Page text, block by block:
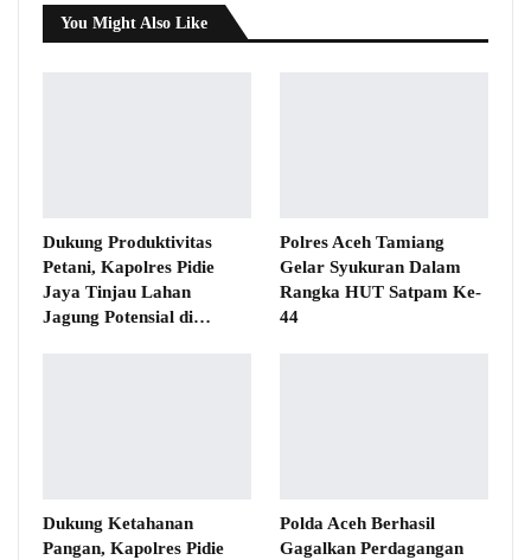
You Might Also Like
Dukung Produktivitas
Petani, Kapolres Pidie
Jaya Tinjau Lahan
Jagung Potensial di…
Polres Aceh Tamiang
Gelar Syukuran Dalam
Rangka HUT Satpam Ke-
44
Dukung Ketahanan
Pangan, Kapolres Pidie
Polda Aceh Berhasil
Gagalkan Perdagangan